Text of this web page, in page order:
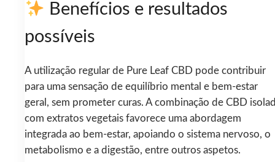
Benefícios e resultados
possíveis
A utilização regular de Pure Leaf CBD pode contribuir
para uma sensação de equilíbrio mental e bem-estar
geral, sem prometer curas. A combinação de CBD
com extratos vegetais favorece uma abordagem
integrada ao bem-estar, apoiando o sistema nervoso, o
metabolismo e a digestão, entre outros aspetos.